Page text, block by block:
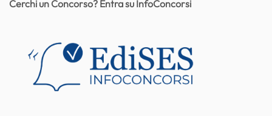
Cerchi un Concorso? Entra su InfoConcorsi